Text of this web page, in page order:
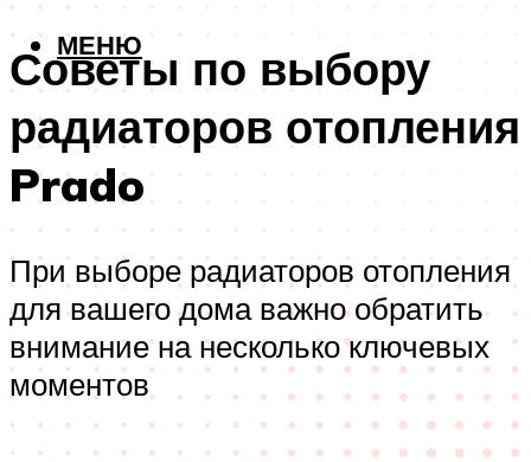
МЕНЮ
Советы по выбору
радиаторов отопления
Prado
При выборе радиаторов отопления
для вашего дома важно обратить
внимание на несколько ключевых
моментов